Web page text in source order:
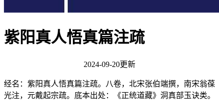
紫阳真人悟真篇注疏
2024-09-20更新
经名：紫阳真人悟真篇注疏。八卷，北宋张伯端撰，南宋翁葆
光注，元戴起宗疏。底本出处：《正统道藏》洞真部玉诀类。